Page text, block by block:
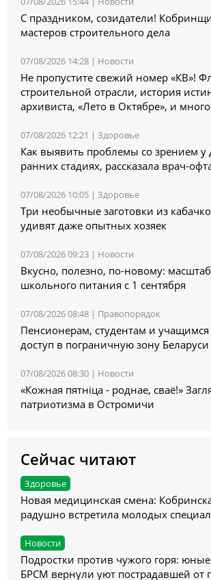
С праздником, созидатели!
мастеров строительного дела
07/08/2026 14:28 | Новости
Не пропустите свежий номер «КВ»!
строительной отрасли, история
архивиста, «Лето в Октябре», и
07/08/2026 12:21 | Здоровье
Как выявить проблемы со зрением у
ранних стадиях, рассказала врач-
07/08/2026 10:05 | Здоровье
Три необычные заготовки из
удивят даже опытных хозяек
07/08/2026 09:23 | Новости
Вкусно, полезно, по-новому:
школьного питания с 1 сентября
07/08/2026 08:48 | Правопорядок
Пенсионерам, студентам и учащимся
доступ в пограничную зону Беларуси
07/08/2026 08:30 | Новости
«Кожная пятніца - роднае, сваё!»
патриотизма в Остромичи
Сейчас читают
Здоровье
Новая медицинская смена:
радушно встретила молодых
Новости
Подростки против чужого горя:
БРСМ вернули уют пострадавшей от